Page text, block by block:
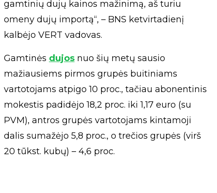
gamtinių dujų kainos mažinimą, aš turiu
omeny dujų importą“, – BNS ketvirtadienį
kalbėjo VERT vadovas.
Gamtinės dujos nuo šių metų sausio
mažiausiems pirmos grupės buitiniams
vartotojams atpigo 10 proc., tačiau abonentinis
mokestis padidėjo 18,2 proc. iki 1,17 euro (su
PVM), antros grupės vartotojams kintamoji
dalis sumažėjo 5,8 proc., o trečios grupės (virš
20 tūkst. kubų) – 4,6 proc.